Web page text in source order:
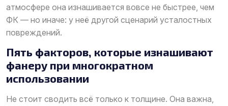
атмосфере она изнашивается вовсе не быстрее, чем
ФК — но иначе: у неё другой сценарий усталостных
повреждений.
Пять факторов, которые изнашивают
фанеру при многократном
использовании
Не стоит сводить всё только к толщине. Она важна,